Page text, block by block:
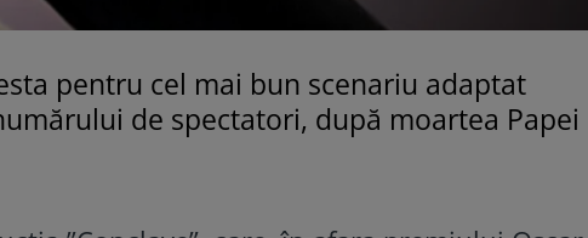
pentru cel mai bun scenariu adaptat
de spectatori, după moartea Papei